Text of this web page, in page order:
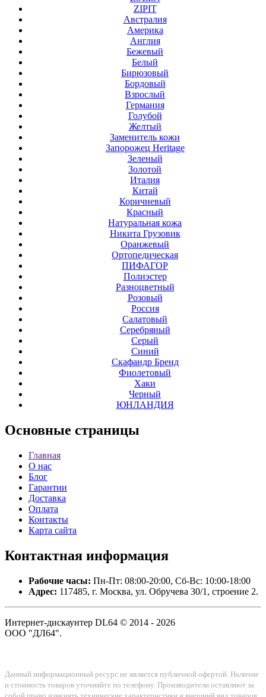
ZIPIT
Австралия
Америка
Англия
Бежевый
Белый
Бирюзовый
Бордовый
Взрослый
Германия
Голубой
Желтый
Заменитель кожи
Запорожец Heritage
Зеленый
Золотой
Италия
Китай
Коричневый
Красный
Натуральная кожа
Никита Грузовик
Оранжевый
Ортопедическая
ПИФАГОР
Полиэстер
Разноцветный
Розовый
Россия
Салатовый
Серебряный
Серый
Синий
Скафандр Бренд
Фиолетовый
Хаки
Черный
ЮНЛАНДИЯ
Основные страницы
Главная
О нас
Блог
Гарантии
Доставка
Оплата
Контакты
Карта сайта
Контактная информация
Рабочие часы: Пн-Пт: 08:00-20:00, Сб-Вс: 10:00-18:00
Адрес: 117485, г. Москва, ул. Обручева 30/1, строение 2.
Интернет-дискаунтер DL64 © 2014 - 2026
ООО "ДЛ64".
Данный информационный ресурс не является публичной офертой. Наличие
и стоимость товаров уточняйте по телефону. Производители оставляют за